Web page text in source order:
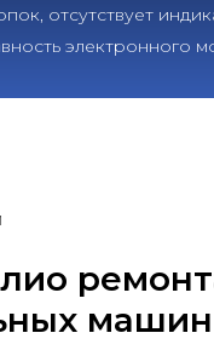
отсутствует
электронного
машин